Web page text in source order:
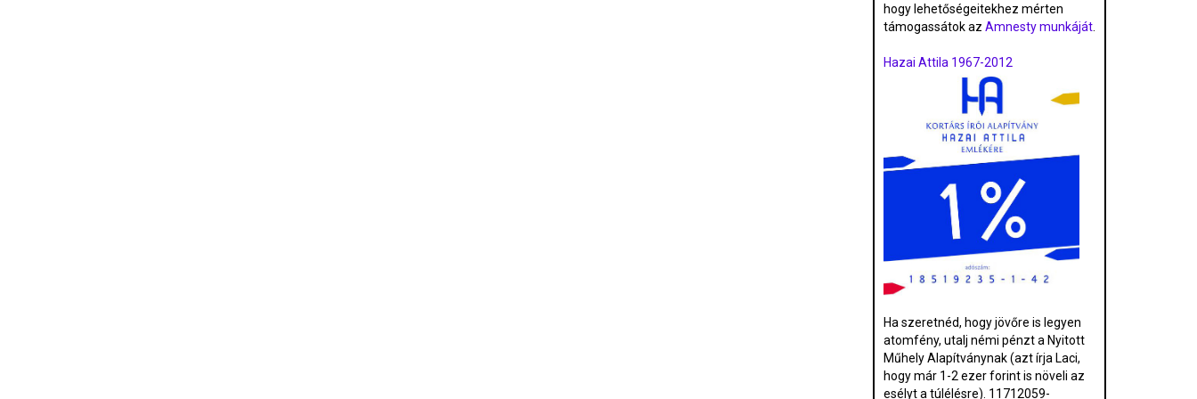
hogy lehetőségeitekhez mérten
támogassátok az Amnesty munkáját.
Hazai Attila 1967-2012
Ha szeretnéd, hogy jövőre is legyen
atomfény, utalj némi pénzt a Nyitott
Műhely Alapítványnak (azt írja Laci,
hogy már 1-2 ezer forint is növeli az
esélyt a túlélésre). 11712059-